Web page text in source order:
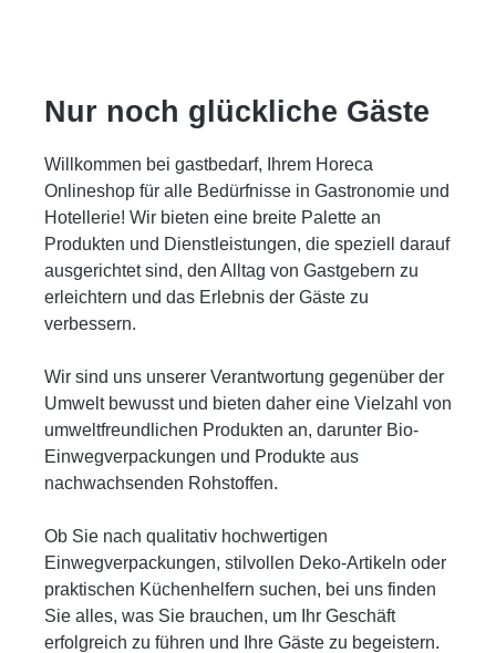
Nur noch glückliche Gäste
Willkommen bei gastbedarf, Ihrem Horeca
Onlineshop für alle Bedürfnisse in Gastronomie und
Hotellerie! Wir bieten eine breite Palette an
Produkten und Dienstleistungen, die speziell darauf
ausgerichtet sind, den Alltag von Gastgebern zu
erleichtern und das Erlebnis der Gäste zu
verbessern.
Wir sind uns unserer Verantwortung gegenüber der
Umwelt bewusst und bieten daher eine Vielzahl von
umweltfreundlichen Produkten an, darunter Bio-
Einwegverpackungen und Produkte aus
nachwachsenden Rohstoffen.
Ob Sie nach qualitativ hochwertigen
Einwegverpackungen, stilvollen Deko-Artikeln oder
praktischen Küchenhelfern suchen, bei uns finden
Sie alles, was Sie brauchen, um Ihr Geschäft
erfolgreich zu führen und Ihre Gäste zu begeistern.